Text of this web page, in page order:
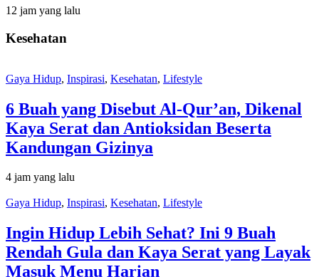
12 jam yang lalu
Kesehatan
Gaya Hidup, Inspirasi, Kesehatan, Lifestyle
6 Buah yang Disebut Al-Qur’an, Dikenal
Kaya Serat dan Antioksidan Beserta
Kandungan Gizinya
4 jam yang lalu
Gaya Hidup, Inspirasi, Kesehatan, Lifestyle
Ingin Hidup Lebih Sehat? Ini 9 Buah
Rendah Gula dan Kaya Serat yang Layak
Masuk Menu Harian